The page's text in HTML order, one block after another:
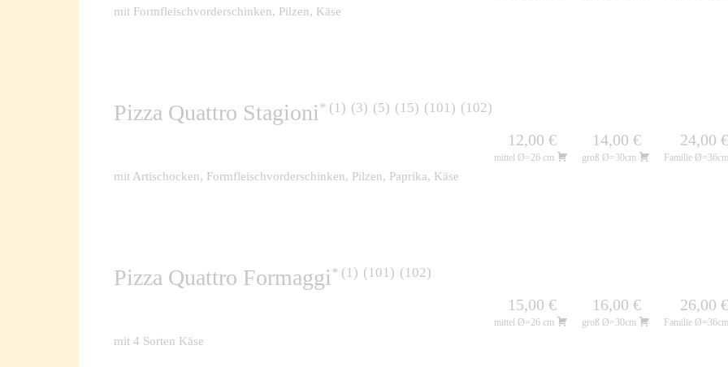
mit Formfleischvorderschinken, Pilzen, Käse
Pizza Quattro Stagioni 1 3 5 15 101 102
12,00 €
mittel Ø=26 cm
14,00 €
groß Ø=30cm
24,00 €
Familie Ø=36cm
mit Artischocken, Formfleischvorderschinken, Pilzen, Paprika, Käse
Pizza Quattro Formaggi 1 101 102
15,00 €
mittel Ø=26 cm
16,00 €
groß Ø=30cm
26,00 €
Familie Ø=36cm
mit 4 Sorten Käse